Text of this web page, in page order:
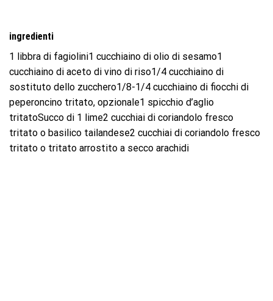
ingredienti
1 libbra di fagiolini1 cucchiaino di olio di sesamo1
cucchiaino di aceto di vino di riso1/4 cucchiaino di
sostituto dello zucchero1/8-1/4 cucchiaino di fiocchi di
peperoncino tritato, opzionale1 spicchio d’aglio
tritatoSucco di 1 lime2 cucchiai di coriandolo fresco
tritato o basilico tailandese2 cucchiai di coriandolo fresco
tritato o tritato arrostito a secco arachidi